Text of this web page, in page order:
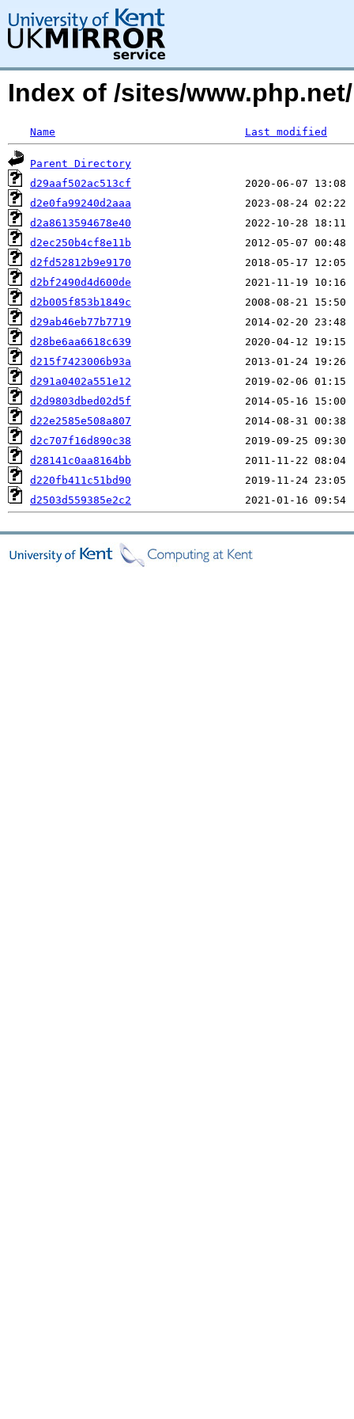
Index of /sites/
Name Last modified
Parent Directory
d29aaf502ac513cf
d2e0fa99240d2aaa
d2a8613594678e40
d2ec250b4cf8e11b
d2fd52812b9e9170
d2bf2490d4d600de
d2b005f853b1849c
d29ab46eb77b7719
d28be6aa6618c639
d215f7423006b93a
d291a0402a551e12
d2d9803dbed02d5f
d22e2585e508a807
d2c707f16d890c38
d28141c0aa8164bb
d220fb411c51bd90
d2503d559385e2c2